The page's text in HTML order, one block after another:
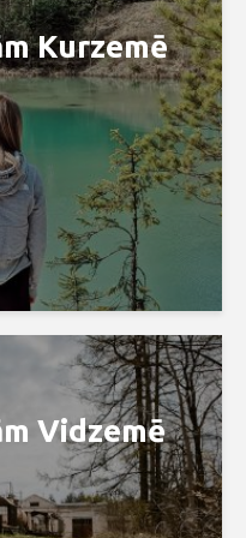
Kurzemē
Vidzemē